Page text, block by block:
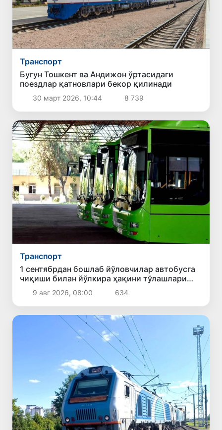
Транспорт
Бугун Тошкент ва Андижон ўртасидаги
поездлар қатновлари бекор қилинади
30 март 2026, 10:44 8 739
Транспорт
1 сентябрдан бошлаб йўловчилар автобусга
чиқиши билан йўлкира ҳақини тўлашлари
шарт бўлади
9 авг 2026, 08:00 634